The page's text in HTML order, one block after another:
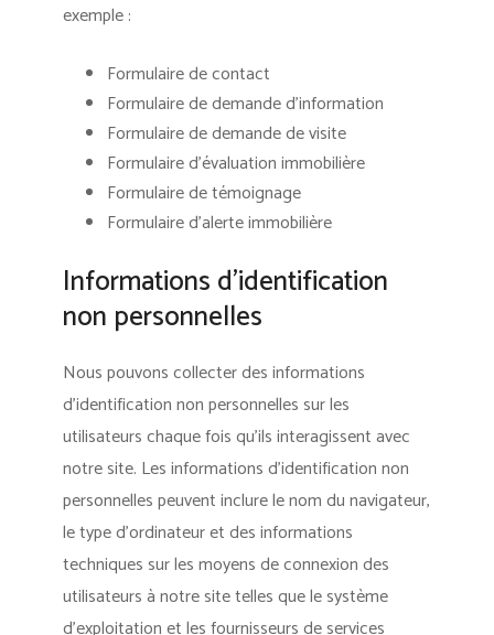
exemple :
Formulaire de contact
Formulaire de demande d’information
Formulaire de demande de visite
Formulaire d’évaluation immobilière
Formulaire de témoignage
Formulaire d’alerte immobilière
Informations d’identification
non personnelles
Nous pouvons collecter des informations
d’identification non personnelles sur les
utilisateurs chaque fois qu’ils interagissent avec
notre site. Les informations d’identification non
personnelles peuvent inclure le nom du navigateur,
le type d’ordinateur et des informations
techniques sur les moyens de connexion des
utilisateurs à notre site telles que le système
d’exploitation et les fournisseurs de services